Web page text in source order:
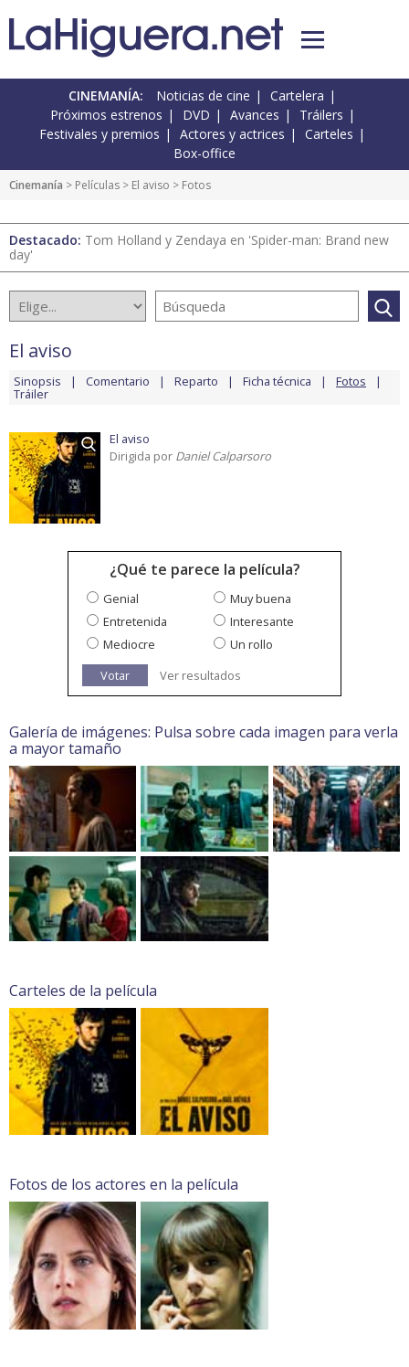
CINEMANÍA: Noticias de cine
Cartelera
Próximos estrenos
DVD Avances
Tráilers
Festivales y premios
Actores y actrices
Carteles
Box-office
Cinemanía > Películas > El aviso > Fotos
Destacado: Tom Holland y Zendaya en 'Spider-man: Brand new
day'
El aviso
Sinopsis Comentario Reparto Ficha técnica Fotos
Tráiler
El aviso
Dirigida por Daniel Calparsoro
¿Qué te parece la película?
Genial
Muy buena
Entretenida
Interesante
Mediocre
Un rollo
Votar
Ver resultados
Galería de imágenes: Pulsa sobre cada imagen para verla
a mayor tamaño
Carteles de la película
Fotos de los actores en la película